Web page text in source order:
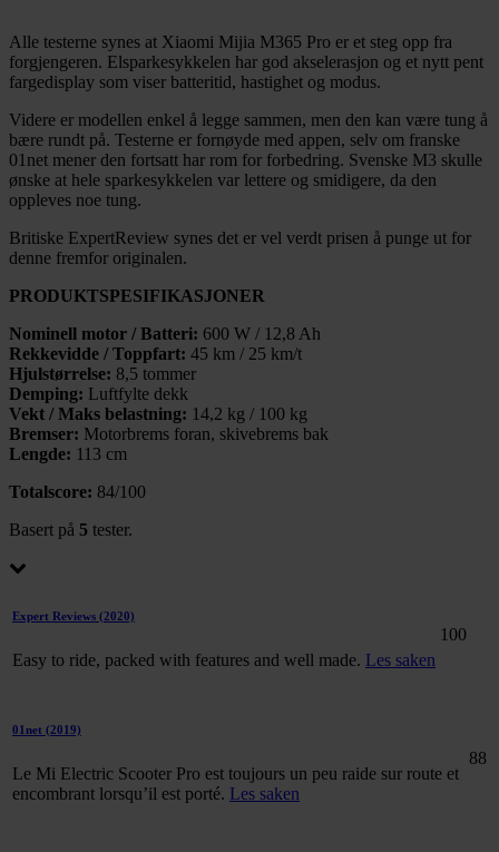
Alle testerne synes at Xiaomi Mijia M365 Pro er et steg opp fra
forgjengeren. Elsparkesykkelen har god akselerasjon og et nytt pent
fargedisplay som viser batteritid, hastighet og modus.
Videre er modellen enkel å legge sammen, men den kan være tung å
bære rundt på. Testerne er fornøyde med appen, selv om franske
01net mener den fortsatt har rom for forbedring. Svenske M3 skulle
ønske at hele sparkesykkelen var lettere og smidigere, da den
oppleves noe tung.
Britiske ExpertReview synes det er vel verdt prisen å punge ut for
denne fremfor originalen.
PRODUKTSPESIFIKASJONER
Nominell motor / Batteri: 600 W / 12,8 Ah
Rekkevidde / Toppfart: 45 km / 25 km/t
Hjulstørrelse: 8,5 tommer
Demping: Luftfylte dekk
Vekt / Maks belastning: 14,2 kg / 100 kg
Bremser: Motorbrems foran, skivebrems bak
Lengde: 113 cm
Totalscore: 84/100
Basert på 5 tester.
Expert Reviews (2020)
Easy to ride, packed with features and well made. Les saken
100
01net (2019)
Le Mi Electric Scooter Pro est toujours un peu raide sur route et
encombrant lorsqu’il est porté. Les saken
88